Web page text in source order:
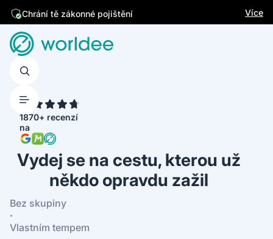
Jsme česká firma Více
1870+ recenzí
na
Vydej se na cestu, kterou už
někdo opravdu zažil
Bez skupiny
·
Vlastním tempem